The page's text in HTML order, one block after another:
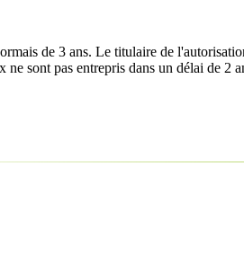
de 3 ans. Le titulaire de
ne sont pas entrepris dans un délai de 2